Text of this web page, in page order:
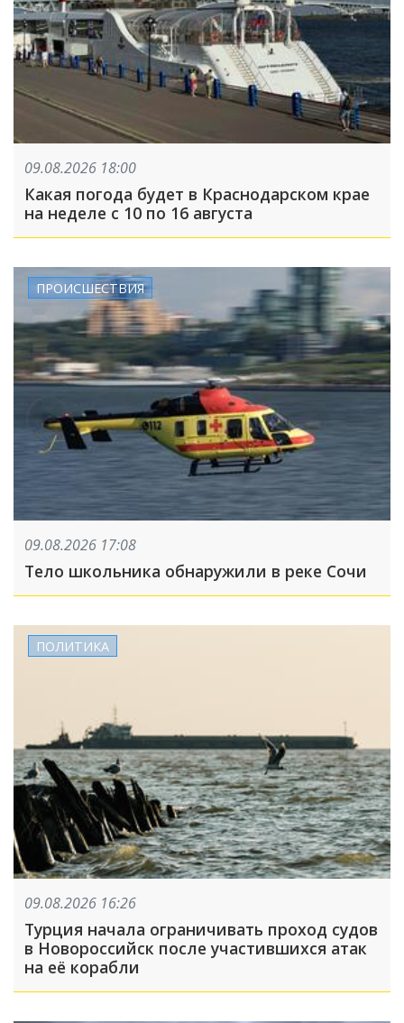
09.08.2026 18:00
Какая погода будет в Краснодарском крае
на неделе с 10 по 16 августа
ПРОИСШЕСТВИЯ
09.08.2026 17:08
Тело школьника обнаружили в реке Сочи
ПОЛИТИКА
09.08.2026 16:26
Турция начала ограничивать проход судов
в Новороссийск после участившихся атак
на её корабли